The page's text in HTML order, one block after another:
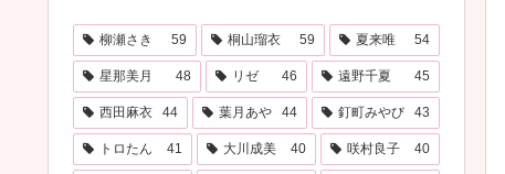
柳瀬さき 59 桐山瑠衣 59 夏来唯 54
星那美月 48 リゼ 46 遠野千夏 45
西田麻衣 44 葉月あや 44 釘町みやび 43
トロたん 41 大川成美 40 咲村良子 40